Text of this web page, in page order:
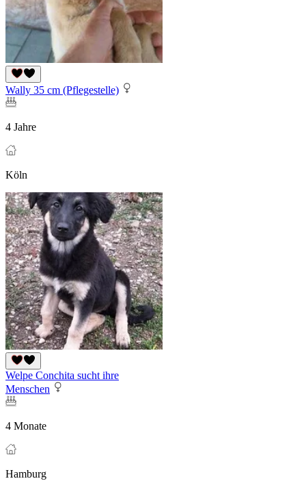
Wally 35 cm (Pflegestelle)
4 Jahre
Köln
Welpe Conchita sucht ihre
Menschen
4 Monate
Hamburg